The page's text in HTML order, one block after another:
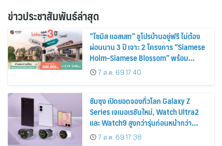
ข่าวประชาสัมพันธ์ล่าสุด
“ไซมิส แอสเสท” ชูโปรบ้านอยู่ฟรี ไม่ต้อง
ผ่อนนาน 3 ปี เจาะ 2 โครงการ “Siamese
Holm–Siamese Blossom” พร้อม
ส่วนลดและสิทธิพิเศษถึง 31 สิงหาคม
2569
7 ส.ค. 69 17:40
ซัมซุง เปิดยอดจองทั่วโลก Galaxy Z
Series เจเนอเรชันใหม่, Watch Ultra2
และ Watch9 สูงกว่ารุ่นก่อนหน้ากว่า
30%7 ส.ค. 69 17:38